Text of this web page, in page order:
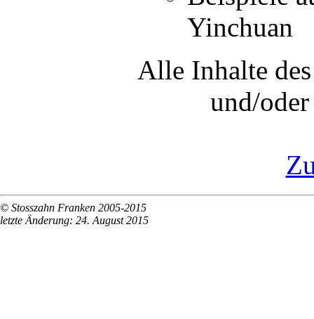
Yinchuan
Alle Inhalte
und/
© Stosszahn Franken 2005-2015
letzte Änderung: 24. August 2015